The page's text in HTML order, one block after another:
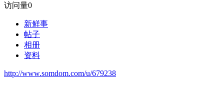
访问量0
新鲜事
帖子
相册
资料
http://www.somdom.com/u/679238